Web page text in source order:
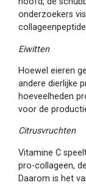
onderzoekers
Eiwitten
Hoewel eieren
andere dierlijke
hoeveelheden
voor de
Citrusvruchten
Vitamine C
pro-collageen,
Daarom is het